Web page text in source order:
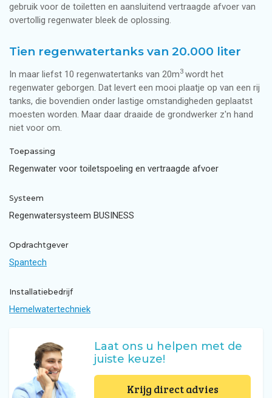
gebruik voor de toiletten en aansluitend vertraagde afvoer van
overtollig regenwater bleek de oplossing.
Tien regenwatertanks van 20.000 liter
In maar liefst 10 regenwatertanks van 20m3 wordt het
regenwater geborgen. Dat levert een mooi plaatje op van een rij
tanks, die bovendien onder lastige omstandigheden geplaatst
moesten worden. Maar daar draaide de grondwerker z'n hand
niet voor om.
Toepassing
Regenwater voor toiletspoeling en vertraagde afvoer
Systeem
Regenwatersysteem BUSINESS
Opdrachtgever
Spantech
Installatiebedrijf
Hemelwatertechniek
Laat ons u helpen met de
juiste keuze!
Krijg direct advies